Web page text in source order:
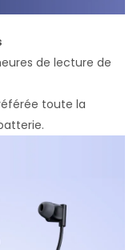
de lecture de
toute la